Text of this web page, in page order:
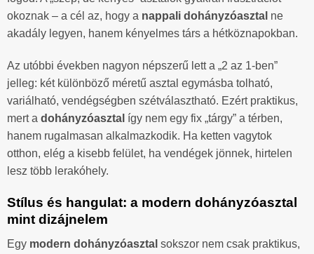
okoznak – a cél az, hogy a nappali dohányzóasztal ne
akadály legyen, hanem kényelmes társ a hétköznapokban.
Az utóbbi években nagyon népszerű lett a „2 az 1-ben”
jelleg: két különböző méretű asztal egymásba tolható,
variálható, vendégségben szétválasztható. Ezért praktikus,
mert a dohányzóasztal így nem egy fix „tárgy” a térben,
hanem rugalmasan alkalmazkodik. Ha ketten vagytok
otthon, elég a kisebb felület, ha vendégek jönnek, hirtelen
lesz több lerakóhely.
Stílus és hangulat: a modern dohányzóasztal
mint dizájnelem
Egy modern dohányzóasztal sokszor nem csak praktikus,